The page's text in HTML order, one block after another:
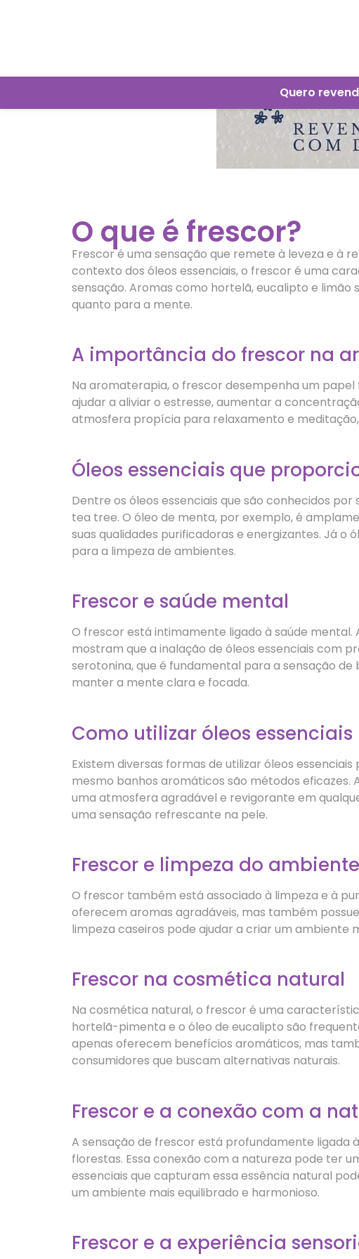
Quero
O que é frescor?
Frescor é uma sensação que remete à leveza e à
contexto dos óleos essenciais, o frescor é uma
sensação. Aromas como hortelã, eucalipto e
quanto para a mente.
A importância do frescor na
Na aromaterapia, o frescor desempenha um
ajudar a aliviar o estresse, aumentar a
atmosfera propícia para relaxamento e
Óleos essenciais que
Dentre os óleos essenciais que são conhecidos
tea tree. O óleo de menta, por exemplo, é
suas qualidades purificadoras e energizantes. Já
para a limpeza de ambientes.
Frescor e saúde mental
O frescor está intimamente ligado à saúde
mostram que a inalação de óleos essenciais com
serotonina, que é fundamental para a sensação
manter a mente clara e focada.
Como utilizar óleos
Existem diversas formas de utilizar óleos
mesmo banhos aromáticos são métodos eficazes.
uma atmosfera agradável e revigorante em
uma sensação refrescante na pele.
Frescor e limpeza do ambiente
O frescor também está associado à limpeza e à
oferecem aromas agradáveis, mas também
limpeza caseiros pode ajudar a criar um ambiente
Frescor na cosmética natural
Na cosmética natural, o frescor é uma
hortelã-pimenta e o óleo de eucalipto são
apenas oferecem benefícios aromáticos, mas
consumidores que buscam alternativas naturais.
Frescor e a conexão com a
A sensação de frescor está profundamente ligada
florestas. Essa conexão com a natureza pode ter
essenciais que capturam essa essência natural
um ambiente mais equilibrado e harmonioso.
Frescor e a experiência